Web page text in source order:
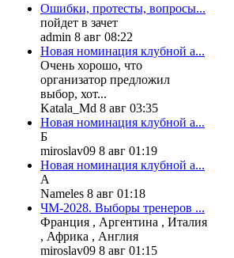
Ошибки, протесты, вопросы...
пойдет в зачет
admin 8 авг 08:22
Новая номинация клубной а...
Очень хорошо, что
организатор предложил
выбор, хот...
Katala_Md 8 авг 03:35
Новая номинация клубной а...
Б
miroslav09 8 авг 01:19
Новая номинация клубной а...
А
Nameles 8 авг 01:18
ЧМ-2028. Выборы тренеров ...
Франция , Аргентина , Италия
, Африка , Англия
miroslav09 8 авг 01:15